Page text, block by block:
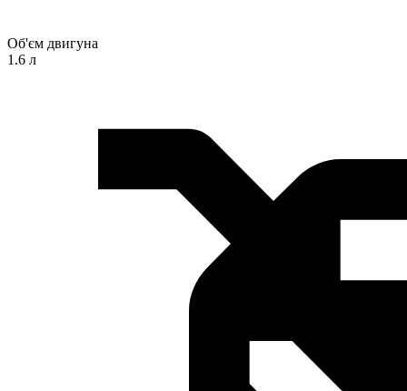
Об'єм двигуна
1.6 л